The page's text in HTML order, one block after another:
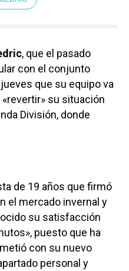
, que el pasado
con el conjunto
que su equipo va
su situación
División, donde
de 19 años que firmó
el mercado invernal y
su satisfacción
puesto que ha
con su nuevo
personal y